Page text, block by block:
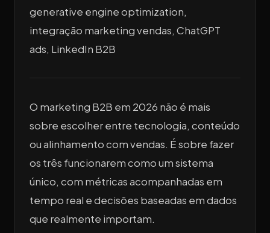
generative engine optimization,
integração marketing vendas, ChatGPT
ads, LinkedIn B2B
O marketing B2B em 2026 não é mais
sobre escolher entre tecnologia, conteúdo
ou alinhamento com vendas. É sobre fazer
os três funcionarem como um sistema
único, com métricas acompanhadas em
tempo real e decisões baseadas em dados
que realmente importam.